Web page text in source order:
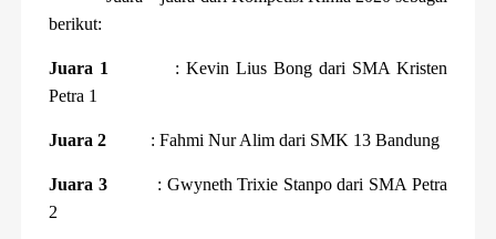
berikut:
Juara 1 : Kevin Lius Bong dari SMA Kristen
Petra 1
Juara 2 : Fahmi Nur Alim dari SMK 13 Bandung
Juara 3 : Gwyneth Trixie Stanpo dari SMA Petra
2